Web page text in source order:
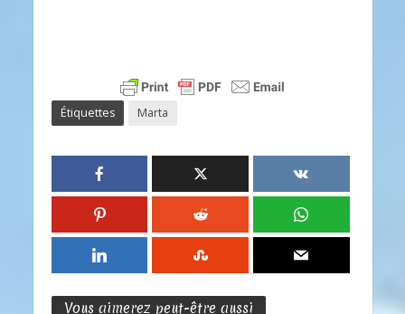
Étiquettes Marta
Vous aimerez peut-être aussi